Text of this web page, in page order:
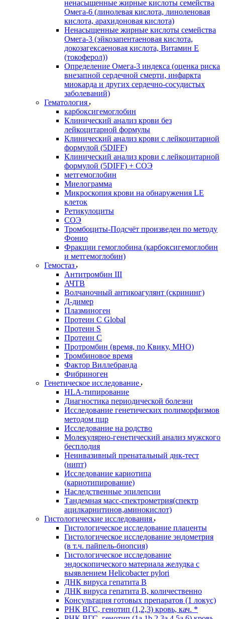
ненасыщенные жирные кислоты семейства
Омега-6 (линолевая кислота, линоленовая
кислота, арахидоновая кислота)
Ненасыщенные жирные кислоты семейства
Омега-3 (эйкозапентаеновая кислота,
докозагексаеновая кислота, Витамин E
(токоферол))
Определение Омега-3 индекса (оценка риска
внезапной сердечной смерти, инфаркта
миокарда и других сердечно-сосудистых
заболеваний)
Гематология
карбоксигемоглобин
Клинический анализ крови без
лейкоцитарной формулы
Клинический анализ крови с лейкоцитарной
формулой (5DIFF)
Клинический анализ крови с лейкоцитарной
формулой (5DIFF) + СОЭ
метгемоглобин
Миелограмма
Микроскопия крови на обнаружения LE
клеток
Ретикулоциты
СОЭ
Тромбоциты-Подсчёт произведен по методу
Фонио
Фракции гемоглобина (карбоксигемоглобин
и метгемоглобин)
Гемостаз
Антитромбин III
АЧТВ
Волчаночный антикоагулянт (скрининг)
Д-димер
Плазминоген
Протеин C Global
Протеин S
Протеин С
Протромбин (время, по Квику, МНО)
Тромбиновое время
Фактор Виллебранда
Фибриноген
Генетическое исследование
HLA-типирование
Диагностика периодической болезни
Исследование генетических полиморфизмов
методом пцр
Исследование на родство
Молекулярно-генетический анализ мужского
бесплодия
Неинвазивный пренатальный днк-тест
(нипт)
Исследование кариотипа
(кариотипирование)
Наследственные эпилепсии
Тандемная масс-спектрометрия(спектр
ацилкарнитинов,аминокислот)
Гистологические исследования
Гистологическое исследование плаценты
Гистологическое исследование эндометрия
(в т.ч. пайпель-биопсия)
Гистологическое исследование
эндоскопического материала желудка с
выявлением Helicobacter pylori
ДНК вируса гепатита B
ДНК вируса гепатита B, количественно
Консультация готовых препаратов (1 локус)
РНК ВГC, генотип (1,2,3) кровь, кач. *